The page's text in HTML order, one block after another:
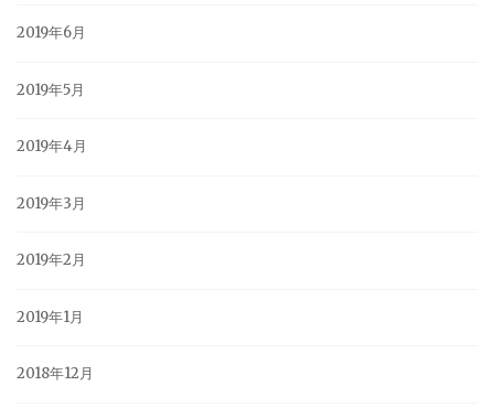
2019年6月
2019年5月
2019年4月
2019年3月
2019年2月
2019年1月
2018年12月